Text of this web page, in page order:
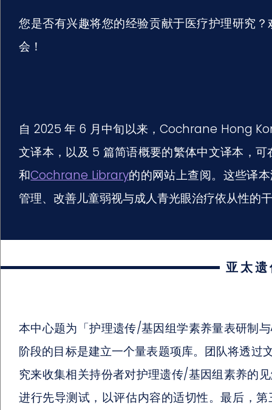
您是否有兴趣将您的经验贡献于医疗护理研究？
会！
自 2025 年 6 月中旬以来，Cochrane Hong
文译本，以及 5 篇简语概要的繁体中文译本，
和Cochrane Library的的网站上查阅。这些译
管理、改善儿童弱视与成人青光眼治疗依从性的
亚太
本中心题为「护理遗传/基因组学素养量表研制
阶段的目标是建立一个量表题项库。团队将透过
究来收集相关持份者对护理遗传/基因组素养的
进行先导测试，以评估内容的适切性。最后，